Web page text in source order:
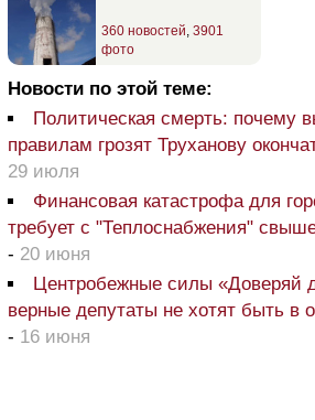
360 новостей 3901
фото
Новости по этой теме:
Политическая смерть: почему
правилам грозят Труханову
29 июля
Финансовая катастрофа для
требует с "Теплоснабжения"
- 20 июня
Центробежные силы «Доверяй
верные депутаты не хотят быть в
- 16 июня